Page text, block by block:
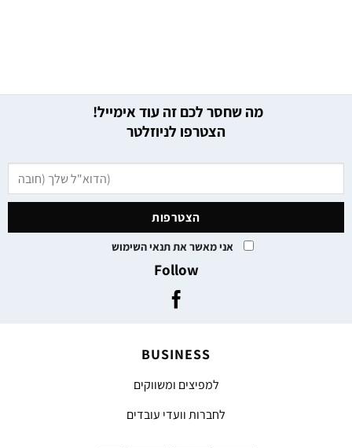
מה שחסר לכם זה עוד אימייל!
הצטרפו לניוזלטר
אני מאשר את תנאי השימוש
Follow
BUSINESS
למפיצים ומשווקים
לחברות וועדי עובדים